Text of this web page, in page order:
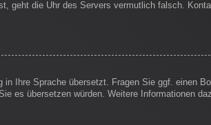
geht die Uhr des Servers vermutlich falsch.
Ihre Sprache übersetzt. Fragen Sie ggf. einen
es übersetzen würden. Weitere Informationen